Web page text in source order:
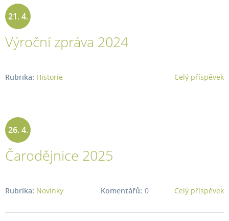
21. 4.
2025
Výroční zpráva 2024
Celý příspěvek
Rubrika: Historie
26. 4.
2025
Čarodějnice 2025
Celý příspěvek
Rubrika: Novinky 0
Komentářů: